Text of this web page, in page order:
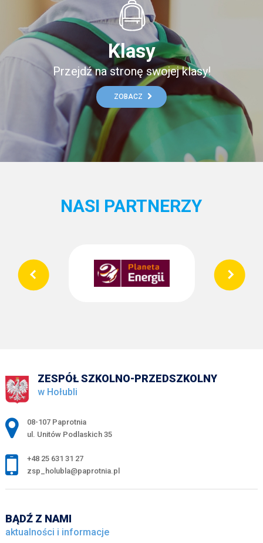
Klasy
Przejdź na stronę swojej klasy!
ZOBACZ
NASI PARTNERZY
ZESPÓŁ SZKOLNO-PRZEDSZKOLNY
w Hołubli
Adres pocztowy:
08-107 Paprotnia
ul. Unitów Podlaskich 35
+48 25 631 31 27
zsp_holubla@paprotnia.pl
BĄDŹ Z NAMI
aktualności i informacje